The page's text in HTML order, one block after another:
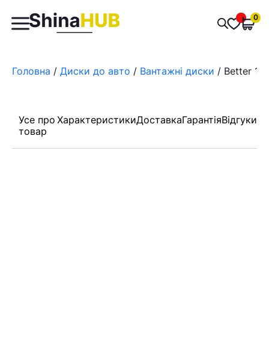
Пошук
товарів
0
Головна / Диски до авто / Вантажні диски / Better
Усе про
товар
ХарактеристикиДоставкаГарантіяВідгуки